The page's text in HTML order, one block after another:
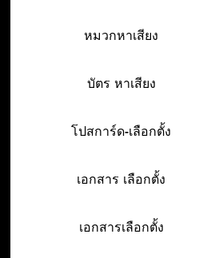
หมวกหาเสียง
บัตร หาเสียง
โปสการ์ด-เลือกตั้ง
เอกสาร เลือกตั้ง
เอกสารเลือกตั้ง